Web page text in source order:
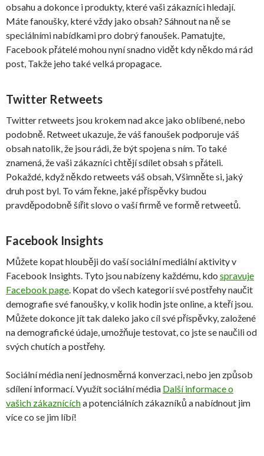
obsahu a dokonce i produkty, které vaši zákazníci hledají.
Máte fanoušky, které vždy jako obsah? Sáhnout na ně se
speciálními nabídkami pro dobrý fanoušek. Pamatujte,
Facebook přátelé mohou nyní snadno vidět kdy někdo má rád
post, Takže jeho také velká propagace.
Twitter Retweets
Twitter retweets jsou krokem nad akce jako oblíbené, nebo
podobně. Retweet ukazuje, že váš fanoušek podporuje váš
obsah natolik, že jsou rádi, že být spojena s ním. To také
znamená, že vaši zákazníci chtějí sdílet obsah s přáteli.
Pokaždé, když někdo retweets váš obsah, Všimněte si, jaký
druh post byl. To vám řekne, jaké příspěvky budou
pravděpodobně šířit slovo o vaší firmě ve formě retweetů.
Facebook Insights
Můžete kopat hlouběji do vaší sociální mediální aktivity v
Facebook Insights. Tyto jsou nabízeny každému, kdo spravuje
Facebook page. Kopat do všech kategorií své postřehy naučit
demografie své fanoušky, v kolik hodin jste online, a kteří jsou.
Můžete dokonce jít tak daleko jako cíl své příspěvky, založené
na demografické údaje, umožňuje testovat, co jste se naučili od
svých chutích a postřehy.
Sociální média není jednosměrná konverzaci, nebo jen způsob
sdílení informací. Využít sociální média Další informace o
vašich zákaznícícha potenciálních zákazníků a nabídnout jim
více co se jim líbí!